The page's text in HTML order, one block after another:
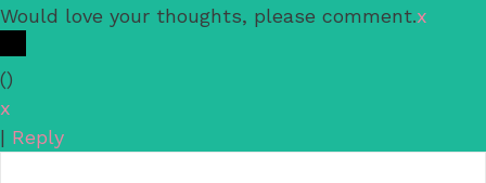
Would love your thoughts, please comment.x
()
x
| Reply